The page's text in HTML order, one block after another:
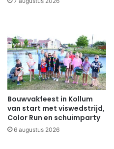
Bouwvakfeest in Kollum
van start met viswedstrijd,
Color Run en schuimparty
6 augustus 2026